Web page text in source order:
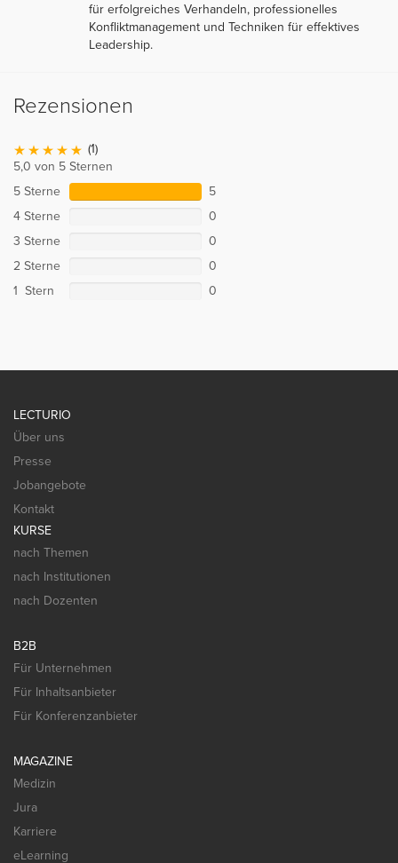
für erfolgreiches Verhandeln, professionelles
Konfliktmanagement und Techniken für effektives
Leadership.
Rezensionen
(1)
5,0 von 5 Sternen
5 Sterne
5
4 Sterne
0
3 Sterne
0
2 Sterne
0
1 Stern
0
LECTURIO
Über uns
Presse
Jobangebote
Kontakt
KURSE
nach Themen
nach Institutionen
nach Dozenten
B2B
Für Unternehmen
Für Inhaltsanbieter
Für Konferenzanbieter
MAGAZINE
Medizin
Jura
Karriere
eLearning